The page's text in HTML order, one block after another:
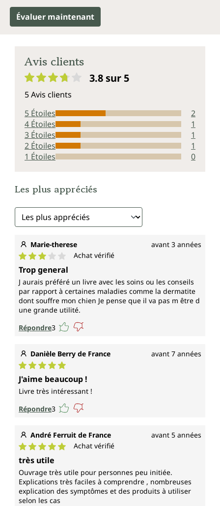
Évaluer maintenant
Avis clients
3.8 sur 5
5 Avis clients
5 Étoiles
2
4 Étoiles
1
3 Étoiles
1
2 Étoiles
1
1 Étoiles
0
Les plus appréciés
Marie-therese avant 3 années
Note moyenne de 3 sur 5 étoiles
Achat vérifié
Trop general
J aurais préféré un livre avec les soins ou les conseils
par rapport à certaines maladies comme la dermatite
dont souffre mon chien Je pense que il va pas m être d
une grande utilité.
Répondre3
Danièle Berry de France avant 7 années
Note moyenne de 5 sur 5 étoiles
J'aime beaucoup !
Livre très intéressant !
Répondre3
André Ferruit de France avant 5 années
Note moyenne de 5 sur 5 étoiles
Achat vérifié
très utile
Ouvrage très utile pour personnes peu initiée.
Explications très faciles à comprendre , nombreuses
explication des symptômes et des produits à utiliser
selon les cas